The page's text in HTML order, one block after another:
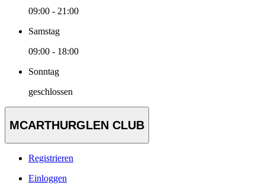
09:00 - 21:00
Samstag
09:00 - 18:00
Sonntag
geschlossen
MCARTHURGLEN CLUB
Registrieren
Einloggen